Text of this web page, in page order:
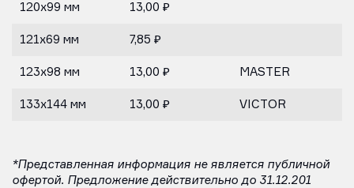
120х99 мм 13,00 ₽
121х69 мм 7,85 ₽
123х98 мм 13,00 ₽ MASTER
133х144 мм 13,00 ₽ VICTOR
*Представленная информация не является публичной
офертой. Предложение действительно до 31.12.201